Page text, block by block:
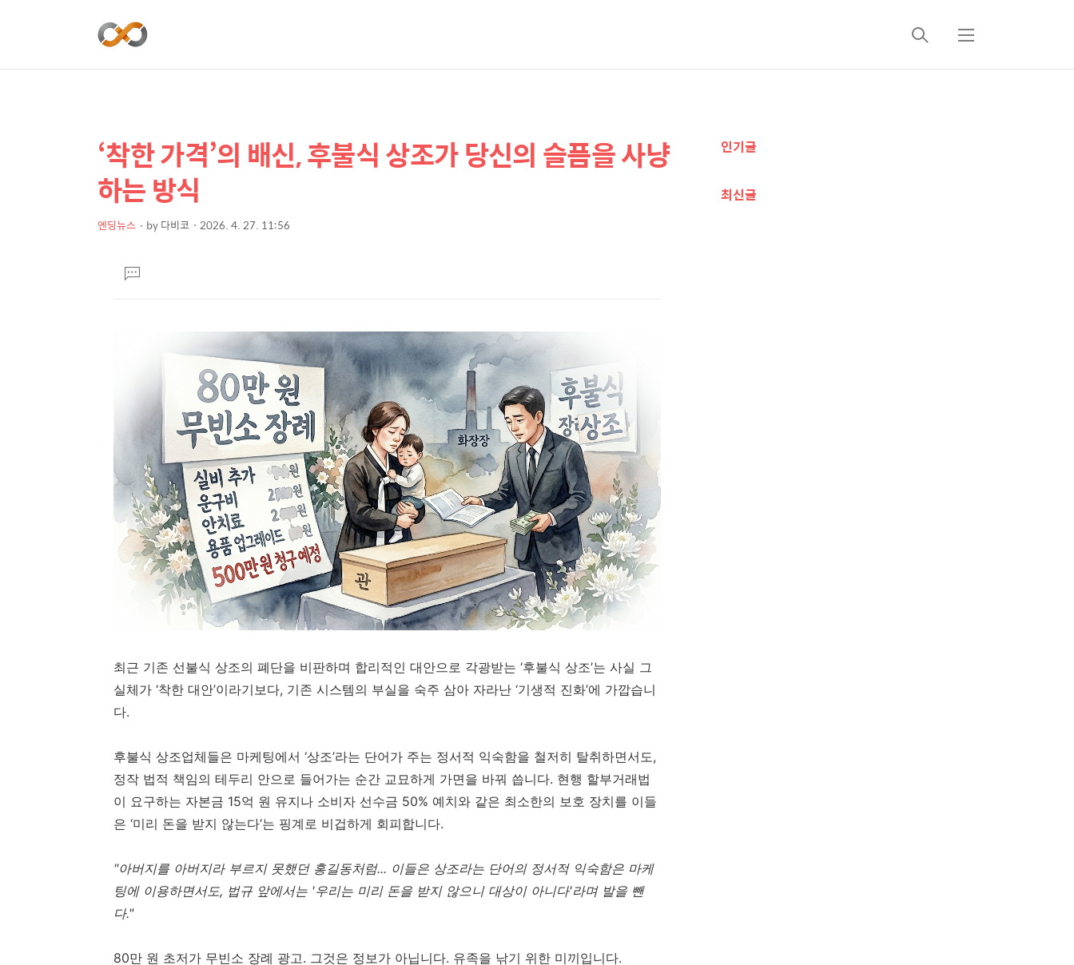
검
메
상
세
컨
텐
본
제
‘착한 가격’의 배신, 후불식 상조가 당신의 슬픔을 사냥
하는 방식
엔딩뉴스 by다비코 2026. 4. 27. 11:56
댓
글
최근 기존 선불식 상조의 폐단을 비판하며 합리적인 대안으로 각광받는 ‘후불식 상조’는 사실 그
실체가 ‘착한 대안’이라기보다, 기존 시스템의 부실을 숙주 삼아 자라난 ‘기생적 진화’에 가깝습니
다.
후불식 상조업체들은 마케팅에서 ‘상조’라는 단어가 주는 정서적 익숙함을 철저히 탈취하면서도,
정작 법적 책임의 테두리 안으로 들어가는 순간 교묘하게 가면을 바꿔 씁니다. 현행 할부거래법
이 요구하는 자본금 15억 원 유지나 소비자 선수금 50% 예치와 같은 최소한의 보호 장치를 이들
은 ‘미리 돈을 받지 않는다’는 핑계로 비겁하게 회피합니다.
"아버지를 아버지라 부르지 못했던 홍길동처럼... 이들은 상조라는 단어의 정서적 익숙함은 마케
팅에 이용하면서도, 법규 앞에서는 '우리는 미리 돈을 받지 않으니 대상이 아니다'라며 발을 뺀
다."
80만 원 초저가 무빈소 장례 광고. 그것은 정보가 아닙니다. 유족을 낚기 위한 미끼입니다.
추
정
인기글
최신글